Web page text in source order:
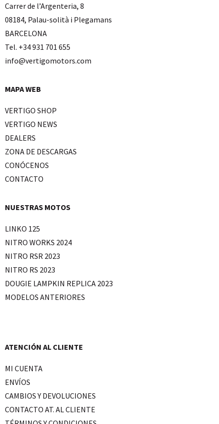
Carrer de l’Argenteria, 8
08184, Palau-solità i Plegamans
BARCELONA
Tel. +34 931 701 655
info@vertigomotors.com
MAPA WEB
VERTIGO SHOP
VERTIGO NEWS
DEALERS
ZONA DE DESCARGAS
CONÓCENOS
CONTACTO
NUESTRAS MOTOS
LINKO 125
NITRO WORKS 2024
NITRO RSR 2023
NITRO RS 2023
DOUGIE LAMPKIN REPLICA 2023
MODELOS ANTERIORES
ATENCIÓN AL CLIENTE
MI CUENTA
ENVÍOS
CAMBIOS Y DEVOLUCIONES
CONTACTO AT. AL CLIENTE